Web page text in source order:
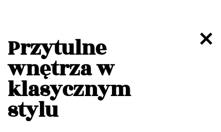
Przytulne
wnętrza w
klasycznym
stylu